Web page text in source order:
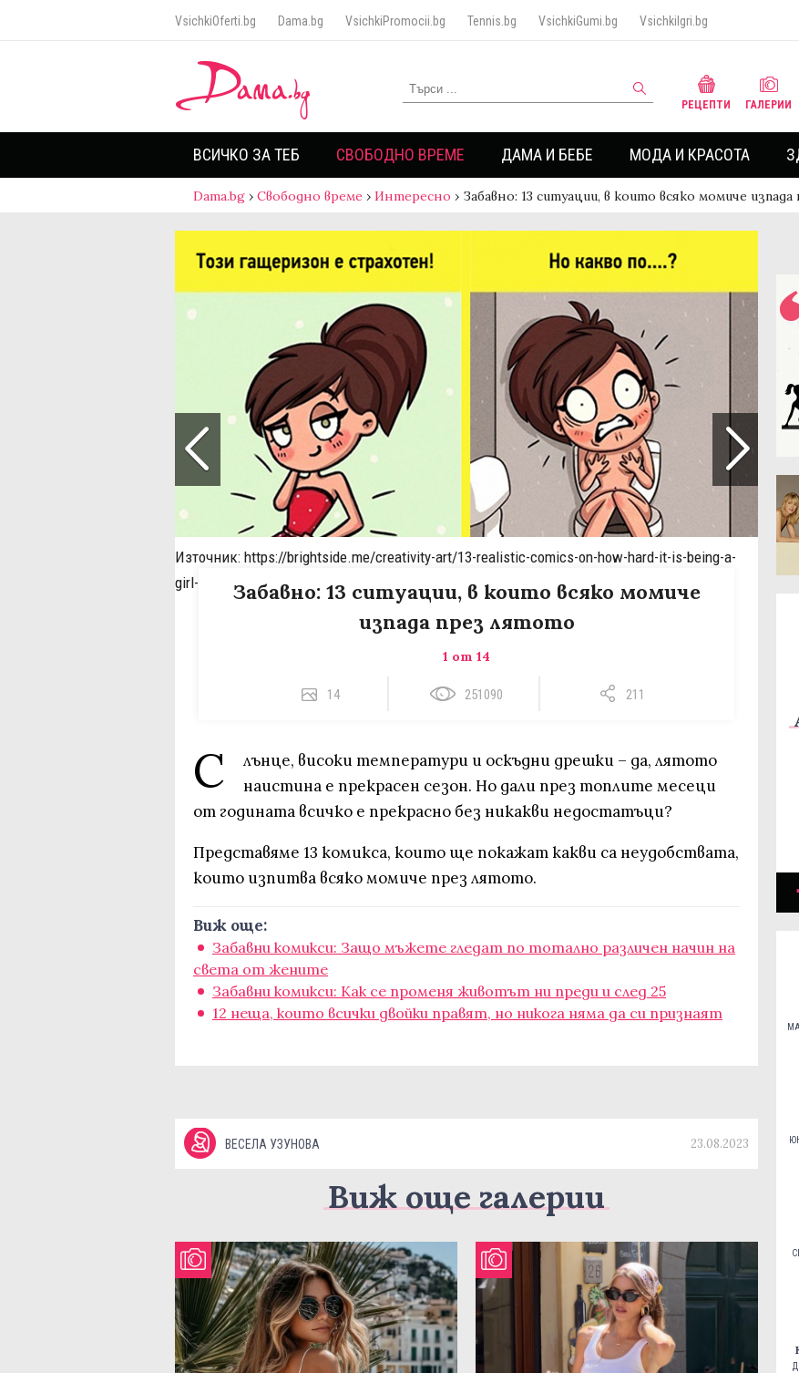
VsichkiOferti.bg Dama.bg VsichkiPromocii.bg Tennis.bg VsichkiGumi.bg VsichkiIgri.bg
РЕЦЕПТИ ГАЛЕРИИ
ВСИЧКО ЗА ТЕБ СВОБОДНО ВРЕМЕ ДАМА И БЕБЕ МОДА И КРАСОТА
Dama.bg › Свободно време › Интересно › Забавно: 13 ситуации, в които всяко момиче
Източник: https://brightside.me/creativity-art/13-realistic-comics-on-how-hard-it-is-being-a-
girl-in-summer-353610/
Забавно: 13 ситуации, в които всяко момиче
изпада през лятото
1 от 14
14 251090 211
С
лънце, високи температури и оскъдни дрешки – да, лятото
наистина е прекрасен сезон. Но дали през топлите месеци
от годината всичко е прекрасно без никакви недостатъци?
Представяме 13 комикса, които ще покажат какви са неудобствата,
които изпитва всяко момиче през лятото.
Виж още:
Забавни комикси: Защо мъжете гледат по тотално различен начин на
света от жените
Забавни комикси: Как се променя животът ни преди и след 25
12 неща, които всички двойки правят, но никога няма да си признаят
ВЕСЕЛА УЗУНОВА 23.08.2023
Виж още галерии